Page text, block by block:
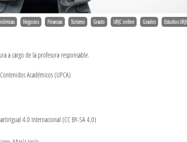
Negocios Finanzas Turismo Grado URJC online Grados Estudios
a cargo de la profesora responsable.
Académicos (UPCA)
4.0 Internacional (CC BY-SA 4.0)